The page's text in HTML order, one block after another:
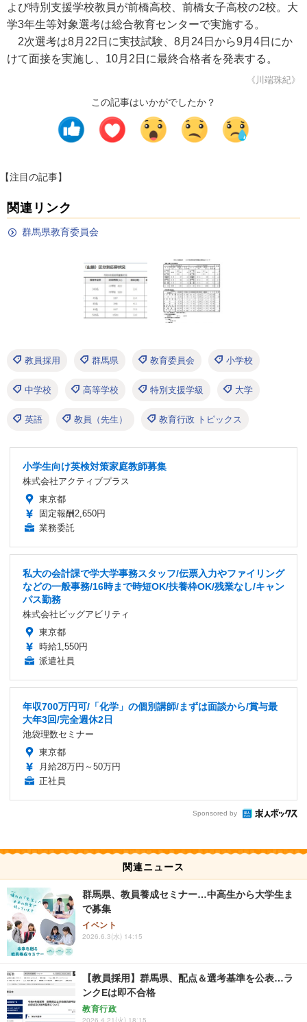
よび特別支援学校教員が前橋高校、前橋女子高校の2校。大
学3年生等対象選考は総合教育センターで実施する。
2次選考は8月22日に実技試験、8月24日から9月4日にか
けて面接を実施し、10月2日に最終合格者を発表する。
《川端珠紀》
この記事はいかがでしたか？
【注目の記事】
関連リンク
群馬県教育委員会
教員採用 群馬県 教育委員会 小学校
中学校 高等学校 特別支援学級 大学
英語 教員（先生） 教育行政 トピックス
小学生向け英検対策家庭教師募集
株式会社アクティブプラス
東京都
固定報酬2,650円
業務委託
私大の会計課で学大学事務スタッフ/伝票入力やファイリング
などの一般事務/16時まで時短OK/扶養枠OK/残業なし/キャン
パス勤務
株式会社ビッグアビリティ
東京都
時給1,550円
派遣社員
年収700万円可/「化学」の個別講師/まずは面談から/賞与最
大年3回/完全週休2日
池袋理数セミナー
東京都
月給28万円～50万円
正社員
Sponsored by
関連ニュース
群馬県、教員養成セミナー…中高生から大学生ま
で募集
イベント
2026.6.3(水) 14:15
【教員採用】群馬県、配点＆選考基準を公表…ラ
ンクEは即不合格
教育行政